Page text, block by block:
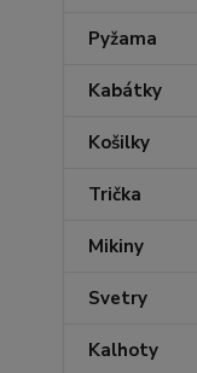
Pyžama
Kabátky
Košilky
Trička
Mikiny
Svetry
Kalhoty